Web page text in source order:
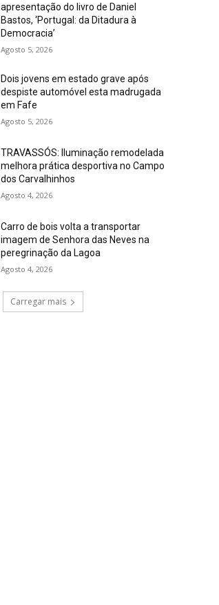
apresentação do livro de Daniel
Bastos, ‘Portugal: da Ditadura à
Democracia’
Agosto 5, 2026
Dois jovens em estado grave após
despiste automóvel esta madrugada
em Fafe
Agosto 5, 2026
TRAVASSÓS: Iluminação remodelada
melhora prática desportiva no Campo
dos Carvalhinhos
Agosto 4, 2026
Carro de bois volta a transportar
imagem de Senhora das Neves na
peregrinação da Lagoa
Agosto 4, 2026
Carregar mais